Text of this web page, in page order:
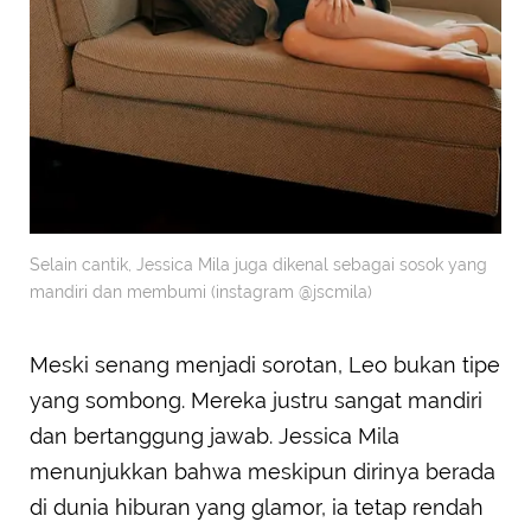
Selain cantik, Jessica Mila juga dikenal sebagai sosok yang
mandiri dan membumi (instagram @jscmila)
Meski senang menjadi sorotan, Leo bukan tipe
yang sombong. Mereka justru sangat mandiri
dan bertanggung jawab. Jessica Mila
menunjukkan bahwa meskipun dirinya berada
di dunia hiburan yang glamor, ia tetap rendah